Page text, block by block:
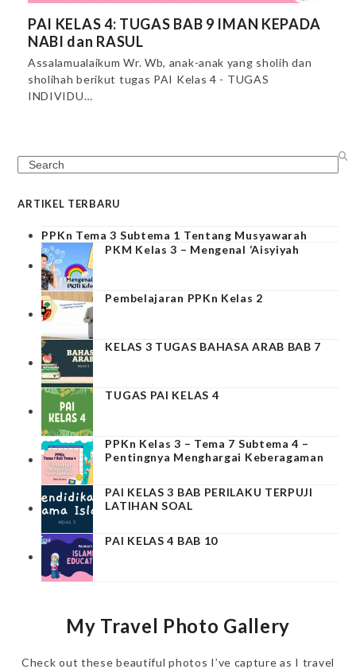
PAI KELAS 4: TUGAS BAB 9 IMAN KEPADA
NABI dan RASUL
Assalamualaikum Wr. Wb, anak-anak yang sholih dan
sholihah berikut tugas PAI Kelas 4 - TUGAS
INDIVIDU…
Search
ARTIKEL TERBARU
PPKn Tema 3 Subtema 1 Tentang Musyawarah
PKM Kelas 3 – Mengenal ‘Aisyiyah
Pembelajaran PPKn Kelas 2
KELAS 3 TUGAS BAHASA ARAB BAB 7
TUGAS PAI KELAS 4
PPKn Kelas 3 – Tema 7 Subtema 4 –
Pentingnya Menghargai Keberagaman
PAI KELAS 3 BAB PERILAKU TERPUJI
LATIHAN SOAL
PAI KELAS 4 BAB 10
My Travel Photo Gallery
Check out these beautiful photos I’ve capture as I travel